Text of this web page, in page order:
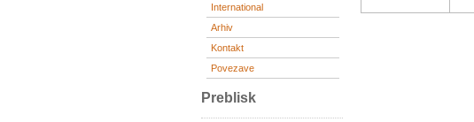
International
Arhiv
Kontakt
Povezave
Preblisk